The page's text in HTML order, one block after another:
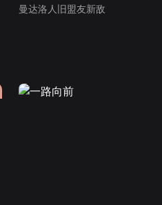
曼达洛人旧盟友新敌
会员